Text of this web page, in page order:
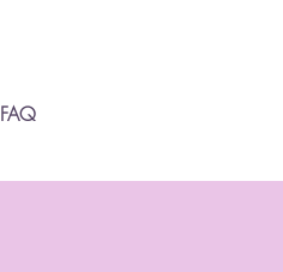
FAQ